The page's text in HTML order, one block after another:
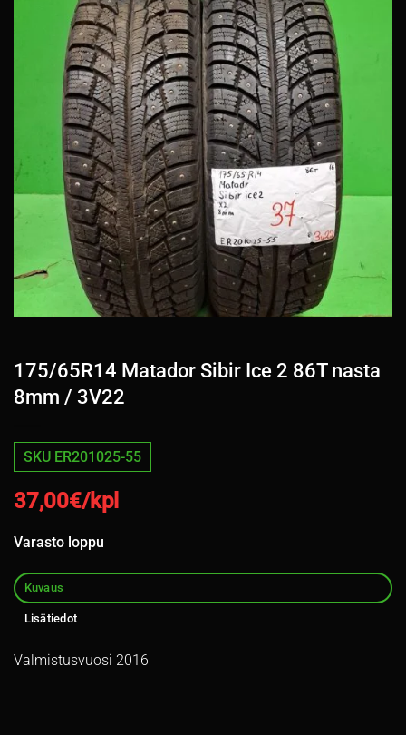
175/65R14 Matador Sibir Ice 2 86T nasta
8mm / 3V22
SKU ER201025-55
37,00€/kpl
Varasto loppu
Kuvaus
Lisätiedot
Valmistusvuosi 2016